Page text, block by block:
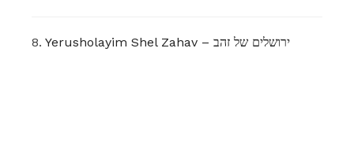
8. Yerusholayim Shel Zahav – ירושלים של זהב